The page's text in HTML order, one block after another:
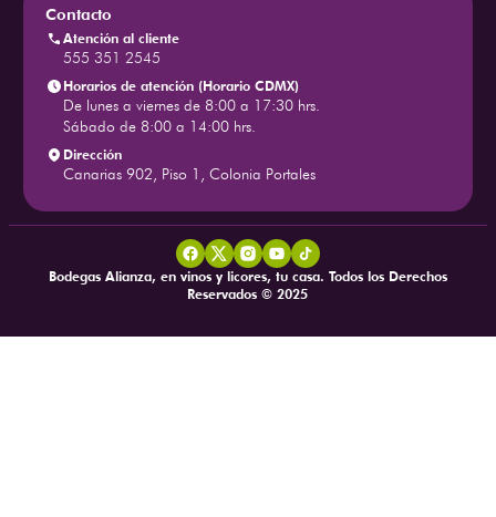
Contacto
Atención al cliente
555 351 2545
Horarios de atención (Horario CDMX)
De lunes a viernes de 8:00 a 17:30 hrs.
Sábado de 8:00 a 14:00 hrs.
Dirección
Canarias 902, Piso 1, Colonia Portales
Bodegas Alianza, en vinos y licores, tu casa. Todos los Derechos
Reservados © 2025